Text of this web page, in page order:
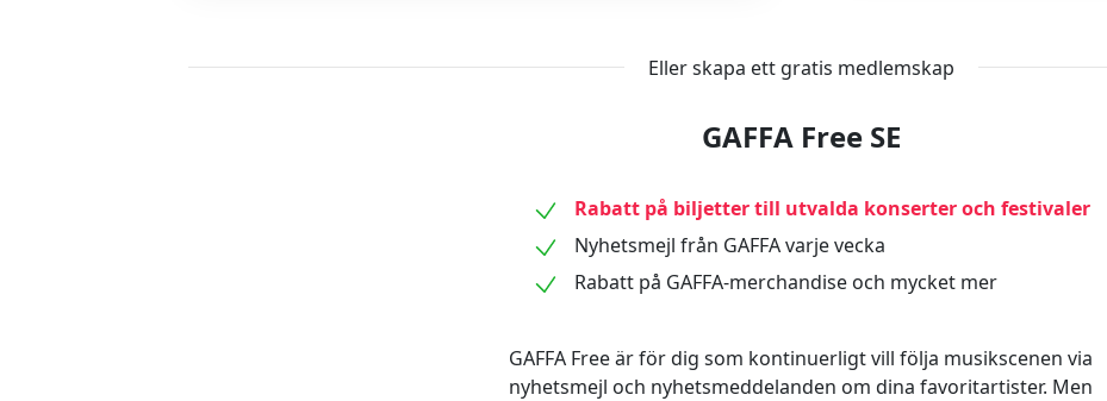
Eller skapa ett gratis medlemskap
GAFFA Free SE
Rabatt på biljetter till utvalda konserter och festivaler
Nyhetsmejl från GAFFA varje vecka
Rabatt på GAFFA-merchandise och mycket mer
GAFFA Free är för dig som kontinuerligt vill följa musikscenen via
nyhetsmejl och nyhetsmeddelanden om dina favoritartister. Men